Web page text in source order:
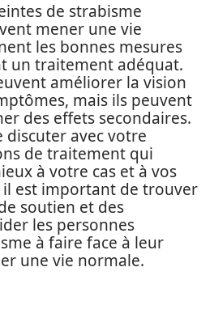
de strabisme
mener une vie
les bonnes mesures
un traitement adéquat.
améliorer la vision
mais ils peuvent
des effets secondaires.
avec votre
de traitement qui
à votre cas et à vos
il est important de trouver
soutien et des
les personnes
à faire face à leur
une vie normale.